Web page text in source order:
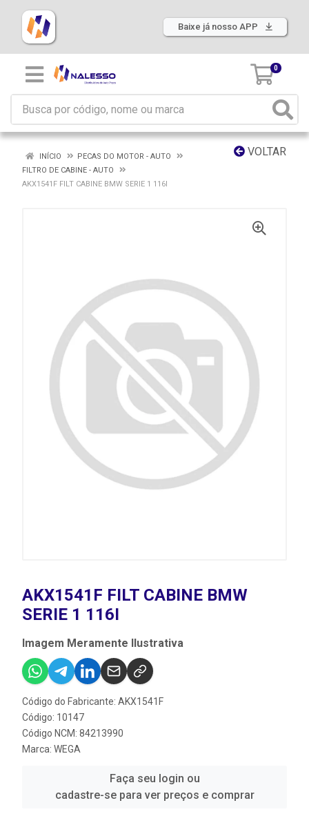
Baixe já nosso APP
0
VOLTAR
INÍCIO
PECAS DO MOTOR - AUTO
FILTRO DE CABINE - AUTO
AKX1541F FILT CABINE BMW SERIE 1 116I
AKX1541F FILT CABINE BMW
SERIE 1 116I
Imagem Meramente Ilustrativa
Código do Fabricante: AKX1541F
Código: 10147
Código NCM: 84213990
Marca: WEGA
Faça seu login ou
cadastre-se para ver preços e comprar